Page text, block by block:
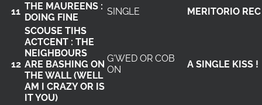
11 THE MAUREENS :
DOING FINE
SINGLE MERITORIO REC
12
SCOUSE TIHS
ACTCENT : THE
NEIGHBOURS
ARE BASHING ON
THE WALL (WELL
AM I CRAZY OR IS
IT YOU)
G'WED OR COB
ON
A SINGLE KISS !